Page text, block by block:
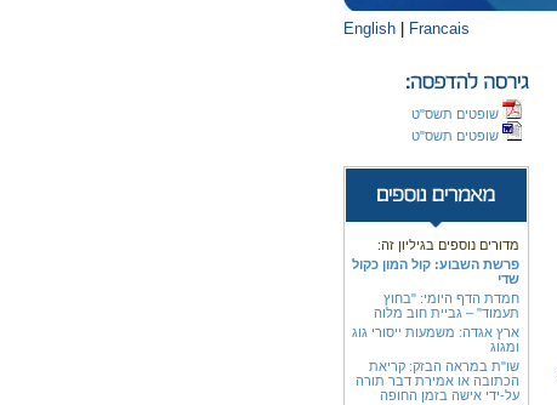
English Francais
שופטים תשס"ט
שופטים תשס"ט
מדורים נוספים בגיליון זה:
פרשת השבוע: קול המון כקול
שדי
חמדת הדף היומי: "בחוץ
תעמוד" – גביית חוב מלוה
ארץ אגדה: משמעות ייסורי גוג
ומגוג
שו"ת במראה הבזק: קריאת
הכתובה או אמירת דבר תורה
על-ידי אישה בזמן החופה